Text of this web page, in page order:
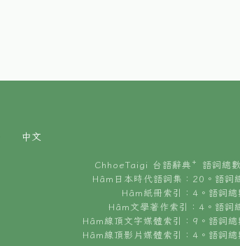
中文
ChhoeTaigi 台語辭典⁺ 語詞總
Hâm日本時代語詞集：20。語詞
Hâm紙冊索引：4。語詞
Hâm文學著作索引：4。語詞
Hâm線頂文字媒體索引：9。語詞
Hâm線頂影片媒體索引：4。語詞